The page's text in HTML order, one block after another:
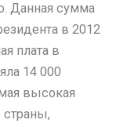
Данная сумма
в 2012
плата в
14 000
высокая
страны,